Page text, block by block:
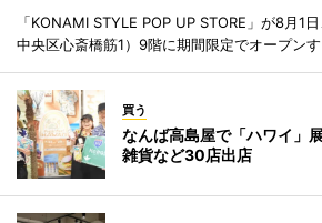
「KONAMI STYLE POP UP STORE」が8月1
中央区心斎橋筋1）9階に期間限定でオープンす
買う
なんば高島屋で「ハワイ」
雑貨など30店出店